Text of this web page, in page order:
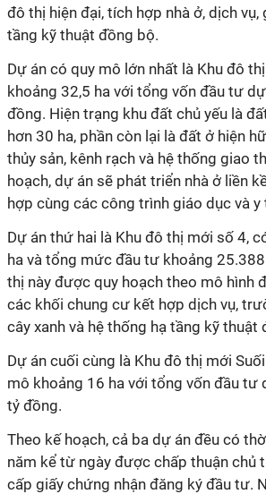
đô thị hiện đại, tích hợp nhà ở, dịch vụ,
tầng kỹ thuật đồng bộ.
Dự án có quy mô lớn nhất là Khu đô
khoảng 32,5 ha với tổng vốn đầu tư
đồng. Hiện trạng khu đất chủ yếu là
hơn 30 ha, phần còn lại là đất ở hiện
thủy sản, kênh rạch và hệ thống giao
hoạch, dự án sẽ phát triển nhà ở liền
hợp cùng các công trình giáo dục và y
Dự án thứ hai là Khu đô thị mới số 4,
ha và tổng mức đầu tư khoảng
thị này được quy hoạch theo mô hình
các khối chung cư kết hợp dịch vụ,
cây xanh và hệ thống hạ tầng kỹ thuật
Dự án cuối cùng là Khu đô thị mới
mô khoảng 16 ha với tổng vốn đầu tư
tỷ đồng.
Theo kế hoạch, cả ba dự án đều có
năm kể từ ngày được chấp thuận chủ
cấp giấy chứng nhận đăng ký đầu tư.